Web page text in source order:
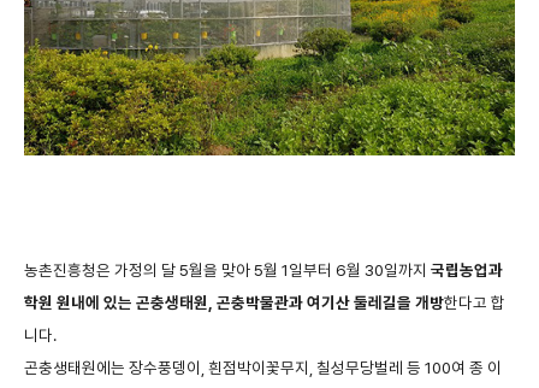
농촌진흥청은 가정의 달5월을 맞아5월 1일부터 6월 30일까지 국립농업과
학원 원내에 있는 곤충생태원 곤충박물관과여기산둘레길을 개방한다고 합
니다.
곤충생태원에는 장수풍뎅이 흰점박이꽃무지 칠성무당벌레 등 100여 종 이